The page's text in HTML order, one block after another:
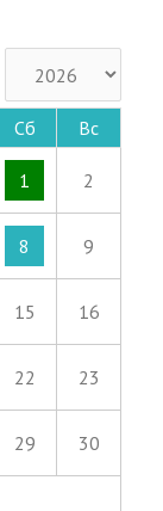
Сб Вс
1 2
8 9
15 16
22 23
29 30